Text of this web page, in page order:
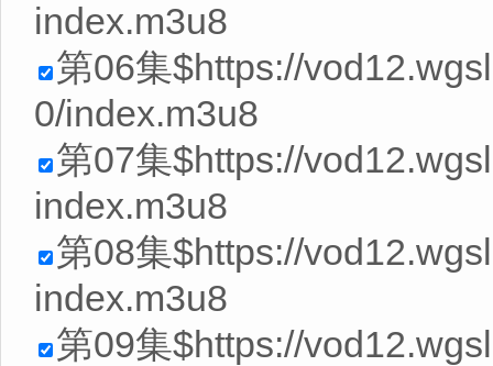
index.m3u8
第06集$https://
0/index.m3u8
第07集$https://
index.m3u8
第08集$https://
index.m3u8
第09集$https://